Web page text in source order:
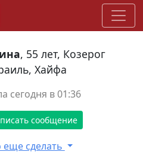
, 55 лет, Козерог
Хайфа
сегодня в 01:36
сообщение
еще сделать